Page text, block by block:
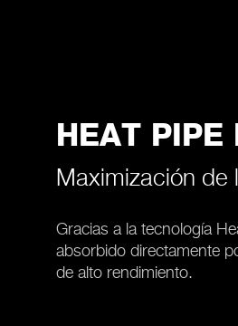
HEAT PIPE
Maximización
Gracias a la tecnología
absorbido directamente
de alto rendimiento.